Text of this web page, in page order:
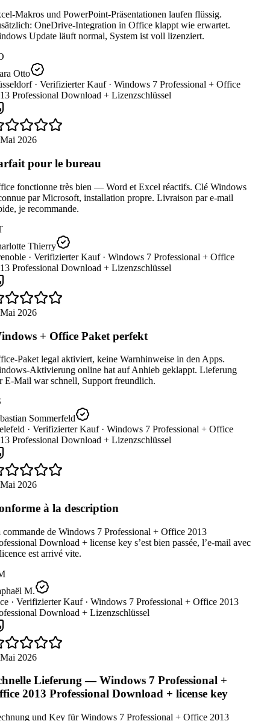
Makros und PowerPoint-Präsentationen laufen flüssig.
OneDrive-Integration in Office klappt wie erwartet.
Update läuft normal, System ist voll lizenziert.
Otto
· Verifizierter Kauf · Windows 7 Professional + Office
Professional Download + Lizenzschlüssel
2026
pour le bureau
fonctionne très bien — Word et Excel réactifs. Clé Windows
par Microsoft, installation propre. Livraison par e-mail
je recommande.
Thierry
· Verifizierter Kauf · Windows 7 Professional + Office
Professional Download + Lizenzschlüssel
2026
+ Office Paket perfekt
Paket legal aktiviert, keine Warnhinweise in den Apps.
Aktivierung online hat auf Anhieb geklappt. Lieferung
E-Mail war schnell, Support freundlich.
Sommerfeld
· Verifizierter Kauf · Windows 7 Professional + Office
Professional Download + Lizenzschlüssel
2026
à la description
de Windows 7 Professional + Office 2013
Download + license key s’est bien passée, l’e-mail avec
est arrivé vite.
M.
· Verifizierter Kauf · Windows 7 Professional + Office 2013
Download + Lizenzschlüssel
2026
Lieferung — Windows 7 Professional +
2013 Professional Download + license key
und Key für Windows 7 Professional + Office 2013